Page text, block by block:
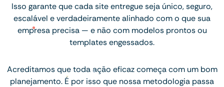
Isso garante que cada site entregue seja único, seguro,
escalável e verdadeiramente alinhado com o que sua
empresa precisa — e não com modelos prontos ou
templates engessados.
Acreditamos que toda ação eficaz começa com um bom
planejamento. É por isso que nossa metodologia passa